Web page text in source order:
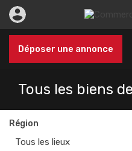
Déposer une annonce
Tous les biens de
Région
Tous les lieux